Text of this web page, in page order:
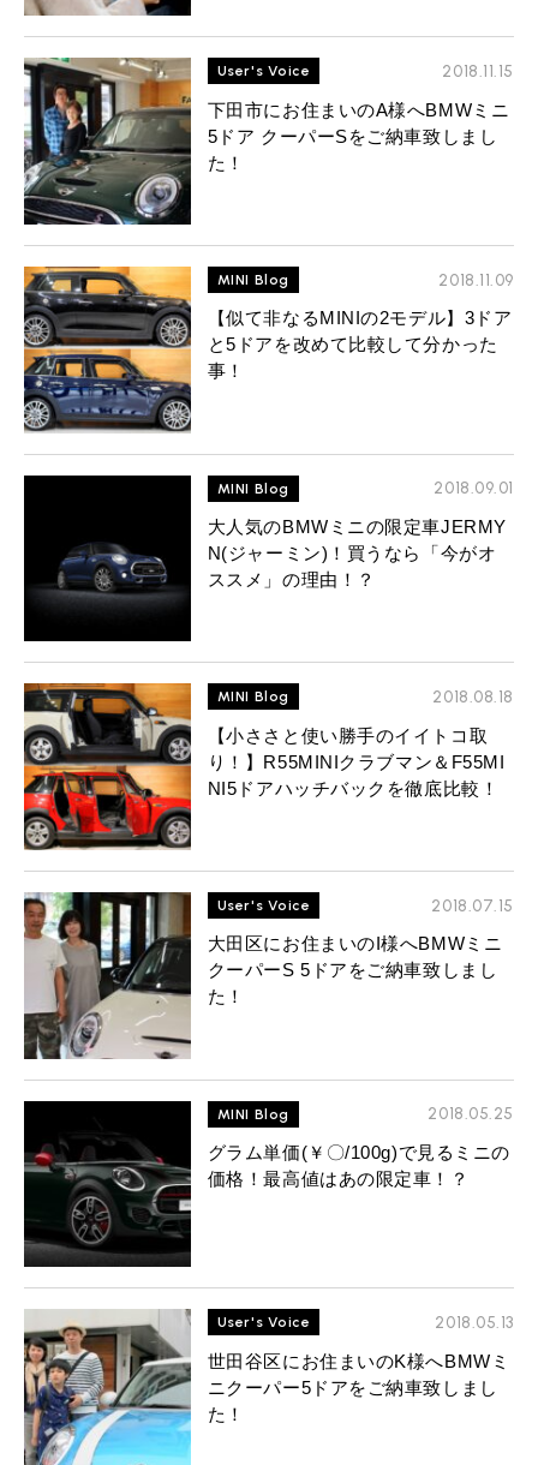
Movie 動画一覧
MAP
リクルート
お知らせ
お問い合わせ サイトマップ
工場
お問い合わせ
BMW MINIサービス工場
iR TECH FACTORY
サービス工場
iR MAKERS
TEL
MAP
買取
査定依頼
購入相談
来店予約
5・F56・F57・F60共通）＞
User's Voice
2018.11.15
下田市にお住まいのA様へBMWミニ
5ドア クーパーSをご納車致しまし
た！
MINI Blog
2018.11.09
【似て非なるMINIの2モデル】3ドア
と5ドアを改めて比較して分かった
事！
MINI Blog
2018.09.01
大人気のBMWミニの限定車JERMY
N(ジャーミン)！買うなら「今がオ
ススメ」の理由！？
MINI Blog
2018.08.18
【小ささと使い勝手のイイトコ取
り！】R55MINIクラブマン＆F55MI
NI5ドアハッチバックを徹底比較！
User's Voice
2018.07.15
大田区にお住まいのI様へBMWミニ
クーパーS 5ドアをご納車致しまし
た！
MINI Blog
2018.05.25
グラム単価(￥〇/100g)で見るミニの
価格！最高値はあの限定車！？
User's Voice
2018.05.13
世田谷区にお住まいのK様へBMWミ
ニクーパー5ドアをご納車致しまし
た！